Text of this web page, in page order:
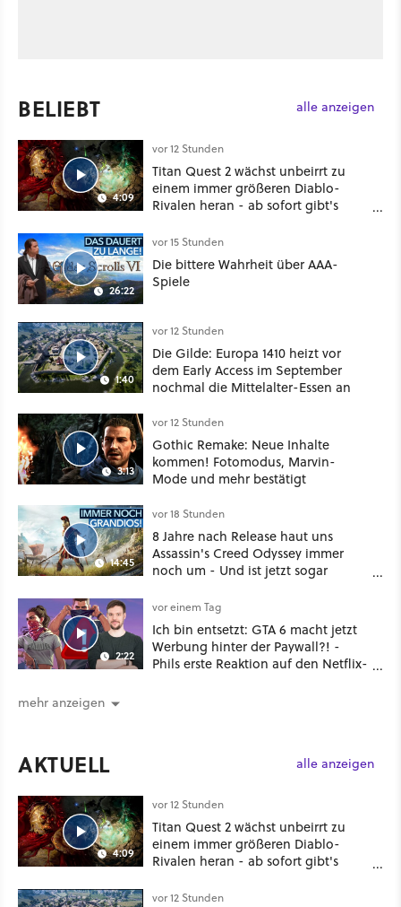
BELIEBT alle anzeigen
4:09
vor 12 Stunden
Titan Quest 2 wächst unbeirrt zu
einem immer größeren Diablo-
Rivalen heran - ab sofort gibt's
Klasse
26:22
vor 15 Stunden
Die bittere Wahrheit über AAA-
Spiele
1:40
vor 12 Stunden
Die Gilde: Europa 1410 heizt vor
dem Early Access im September
nochmal die Mittelalter-Essen an
3:13
vor 12 Stunden
Gothic Remake: Neue Inhalte
kommen! Fotomodus, Marvin-
Mode und mehr bestätigt
14:45
vor 18 Stunden
8 Jahre nach Release haut uns
Assassin's Creed Odyssey immer
noch um - Und ist jetzt sogar
2:22
vor einem Tag
Ich bin entsetzt: GTA 6 macht jetzt
Werbung hinter der Paywall?! -
Phils erste Reaktion auf den Netflix-
mehr anzeigen
AKTUELL alle anzeigen
4:09
vor 12 Stunden
Titan Quest 2 wächst unbeirrt zu
einem immer größeren Diablo-
Rivalen heran - ab sofort gibt's
Klasse
vor 12 Stunden